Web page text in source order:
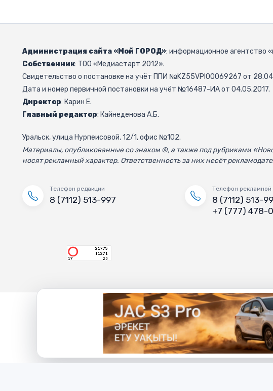
Администрация сайта «Мой ГОРОД»: информационное агентство
Собственник: ТОО «Медиастарт 2012».
Свидетельство о постановке на учёт ППИ №KZ55VPI00069267 от
Дата и номер первичной постановки на учёт №16487-ИА от 04.05.2017.
Директор: Карин Е.
Главный редактор: Кайнеденова А.Б.
Уральск, улица Нурпеисовой, 12/1, офис №102.
Материалы, опубликованные со знаком ®, а также под рубриками
носят рекламный характер. Ответственность за них несёт
Телефон редакции
8 (7112) 513-997
Телефон
8 (7112) 513-
+7 (777) 478-